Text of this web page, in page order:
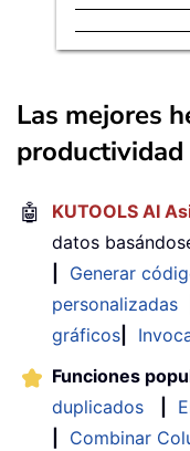
Las mejores
🤖 KUTOOLS AI
datos
Generar
personalizadas
gráficos
Funciones
duplicados
Combinar